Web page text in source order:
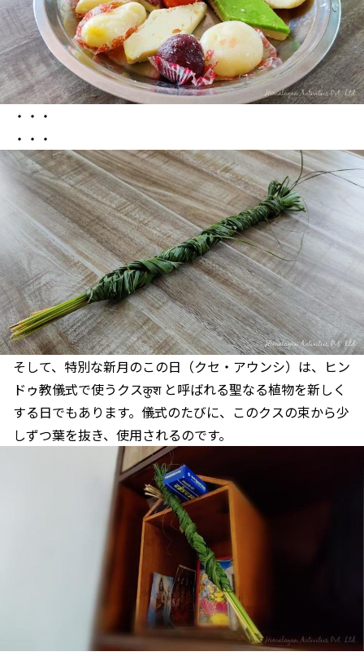
・・・
・・・
そして、特別な新月のこの日（クセ・アウンシ）は、ヒン
ドゥ教儀式で使うクスकुश と呼ばれる聖なる植物を新しく
する日でもあります。儀式のたびに、このクスの束から少
しずつ葉を抜き、使用されるのです。